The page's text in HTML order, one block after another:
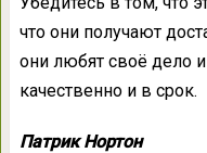
что они получают
они любят своё дело
качественно и в срок.
Патрик Нортон